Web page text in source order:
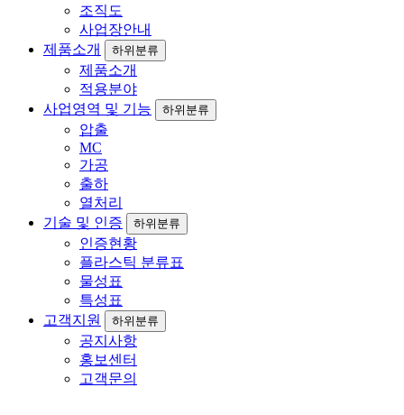
조직도
사업장안내
제품소개
하위분류
제품소개
적용분야
사업영역 및 기능
하위분류
압출
MC
가공
출하
열처리
기술 및 인증
하위분류
인증현황
플라스틱 분류표
물성표
특성표
고객지원
하위분류
공지사항
홍보센터
고객문의